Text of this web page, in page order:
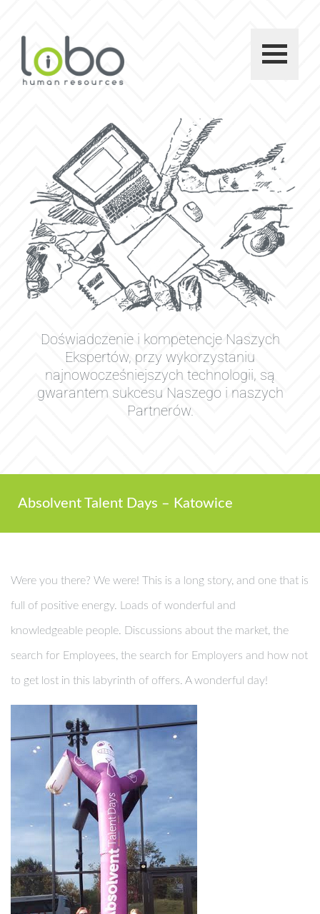
Doświadczenie i kompetencje Naszych
Ekspertów, przy wykorzystaniu
najnowocześniejszych technologii, są
gwarantem sukcesu Naszego i naszych
Partnerów.
Absolvent Talent Days – Katowice
Were you there? We were! This is a long story, and one that is
full of positive energy. Loads of wonderful and
knowledgeable people. Discussions about the market, the
search for Employees, the search for Employers and how not
to get lost in this labyrinth of offers. A wonderful day!